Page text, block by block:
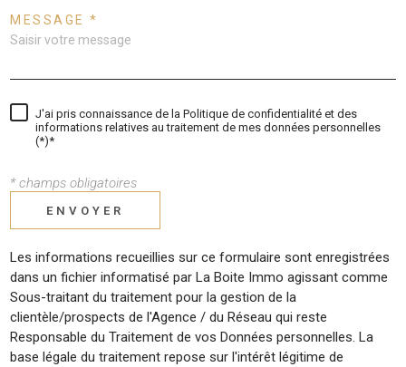
MESSAGE *
J'ai pris connaissance de la Politique de confidentialité et des
informations relatives au traitement de mes données personnelles
(*)*
* champs obligatoires
ENVOYER
Les informations recueillies sur ce formulaire sont enregistrées
dans un fichier informatisé par La Boite Immo agissant comme
Sous-traitant du traitement pour la gestion de la
clientèle/prospects de l'Agence / du Réseau qui reste
Responsable du Traitement de vos Données personnelles. La
base légale du traitement repose sur l'intérêt légitime de